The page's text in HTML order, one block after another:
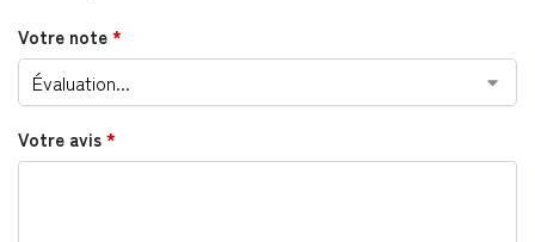
Votre note*
Votre avis*